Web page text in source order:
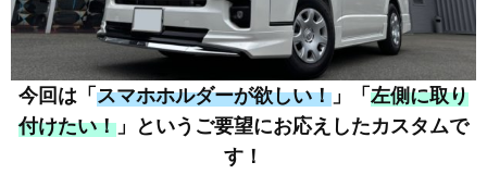
今回は「スマホホルダーが欲しい！ 」「左側に取り
付けたい！ 」というご要望にお応えしたカスタムで
す！